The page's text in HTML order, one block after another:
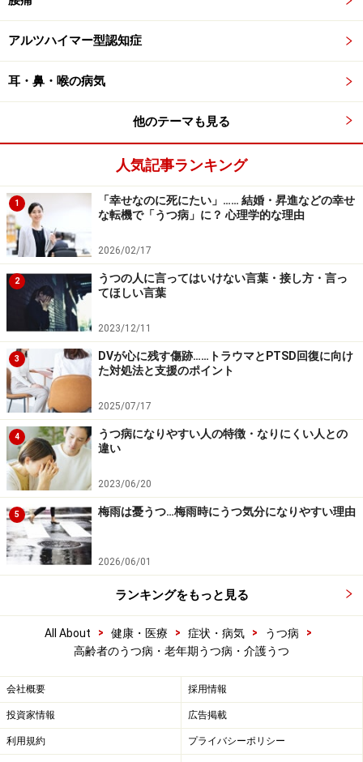
アルツハイマー型認知症
耳・鼻・喉の病気
他のテーマも見る
人気記事ランキング
1
「幸せなのに死にたい」…… 結婚・昇進などの幸せ
な転機で「うつ病」に？ 心理学的な理由
2026/02/17
2
うつの人に言ってはいけない言葉・接し方・言っ
てほしい言葉
2023/12/11
3
DVが心に残す傷跡……トラウマとPTSD回復に向け
た対処法と支援のポイント
2025/07/17
4
うつ病になりやすい人の特徴・なりにくい人との
違い
2023/06/20
5 梅雨は憂うつ…梅雨時にうつ気分になりやすい理由
2026/06/01
ランキングをもっと見る
All About > 健康・医療 > 症状・病気 > うつ病
>
高齢者のうつ病・老年期うつ病・介護うつ
会社概要 採用情報
投資家情報 広告掲載
利用規約 プライバシーポリシー